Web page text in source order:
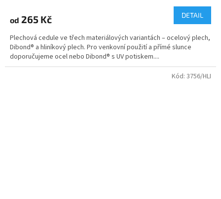
od 265 Kč DETAIL
Plechová cedule ve třech materiálových variantách – ocelový plech,
Dibond® a hliníkový plech. Pro venkovní použití a přímé slunce
doporučujeme ocel nebo Dibond® s UV potiskem....
Kód: 3756/HLI